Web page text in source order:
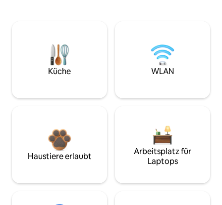
Küche WLAN
Haustiere erlaubt
Arbeitsplatz für
Laptops